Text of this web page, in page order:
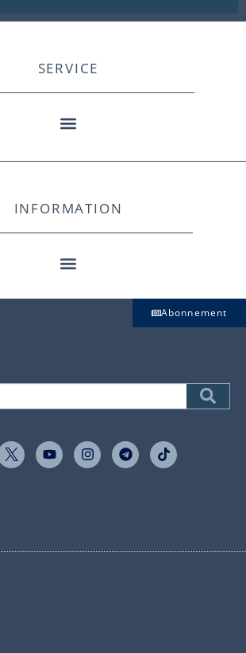
SERVICE
INFORMATION
Abonnement